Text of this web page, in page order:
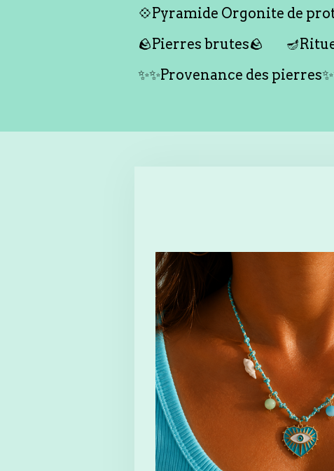
💠Pyramide Orgonite de
🪨Pierres brutes🪨
✨✨Provenance des